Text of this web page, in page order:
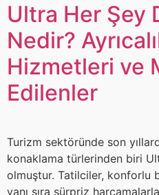
Ultra Her Şey
Nedir?
Hizmetleri ve
Edilenler
Turizm sektöründe son
konaklama türlerinden biri
olmuştur. Tatilciler, konforlu
yanı sıra sürpriz